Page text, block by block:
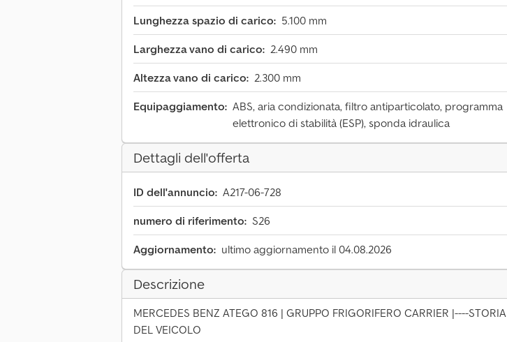
Lunghezza spazio di carico: 5.100 mm
Larghezza vano di carico: 2.490 mm
Altezza vano di carico: 2.300 mm
Equipaggiamento: ABS, aria condizionata, filtro antiparticolato, programma
elettronico di stabilità (ESP), sponda idraulica
Dettagli dell'offerta
ID dell'annuncio: A217-06-728
numero di riferimento: S26
Aggiornamento: ultimo aggiornamento il 04.08.2026
Descrizione
MERCEDES BENZ ATEGO 816 | GRUPPO FRIGORIFERO CARRIER |----STORIA
DEL VEICOLO